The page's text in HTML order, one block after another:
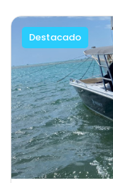
Destacado